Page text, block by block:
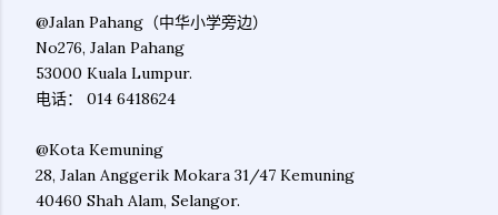
@Jalan Pahang（中华小学旁边）
No276, Jalan Pahang
53000 Kuala Lumpur.
电话： 014 6418624
@Kota Kemuning
28, Jalan Anggerik Mokara 31/47 Kemuning
40460 Shah Alam, Selangor.